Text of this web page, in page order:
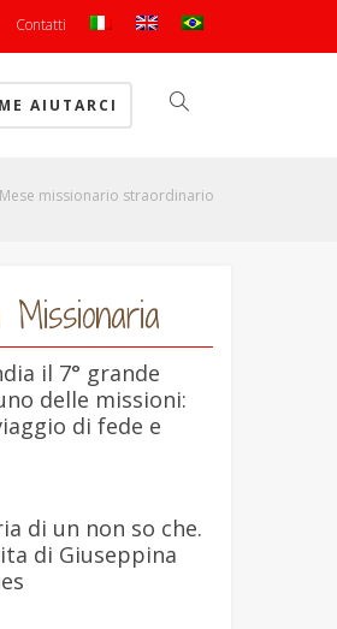
Contatti
AIUTARCI
Mese missionario straordinario
Missionaria
il 7° grande
delle missioni:
di fede e
di un non so che.
di Giuseppina